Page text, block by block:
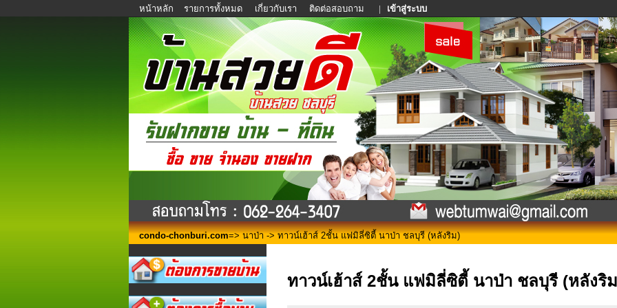
หน้าหลัก รายการทั้งหมด เกี่ยวกับเรา ติดต่อสอบถาม | เข้าสู่ระบบ
condo-chonburi.com=> นาป่า -> ทาวน์เฮ้าส์ 2ชั้น แฟมิลี่ซิตี้ นาป่า ชลบุรี (หลังริม)
ทาวน์เฮ้าส์ 2ชั้น แฟมิลี่ซิตี้ นาป่า ชลบุรี (หลังริ